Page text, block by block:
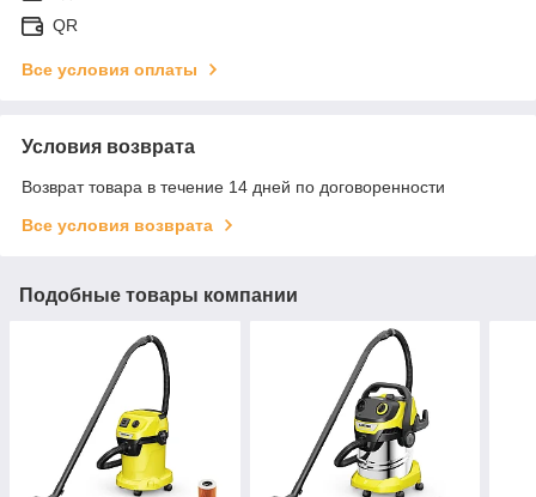
QR
Все условия оплаты
Условия возврата
Возврат товара в течение 14 дней по договоренности
Все условия возврата
Подобные товары компании